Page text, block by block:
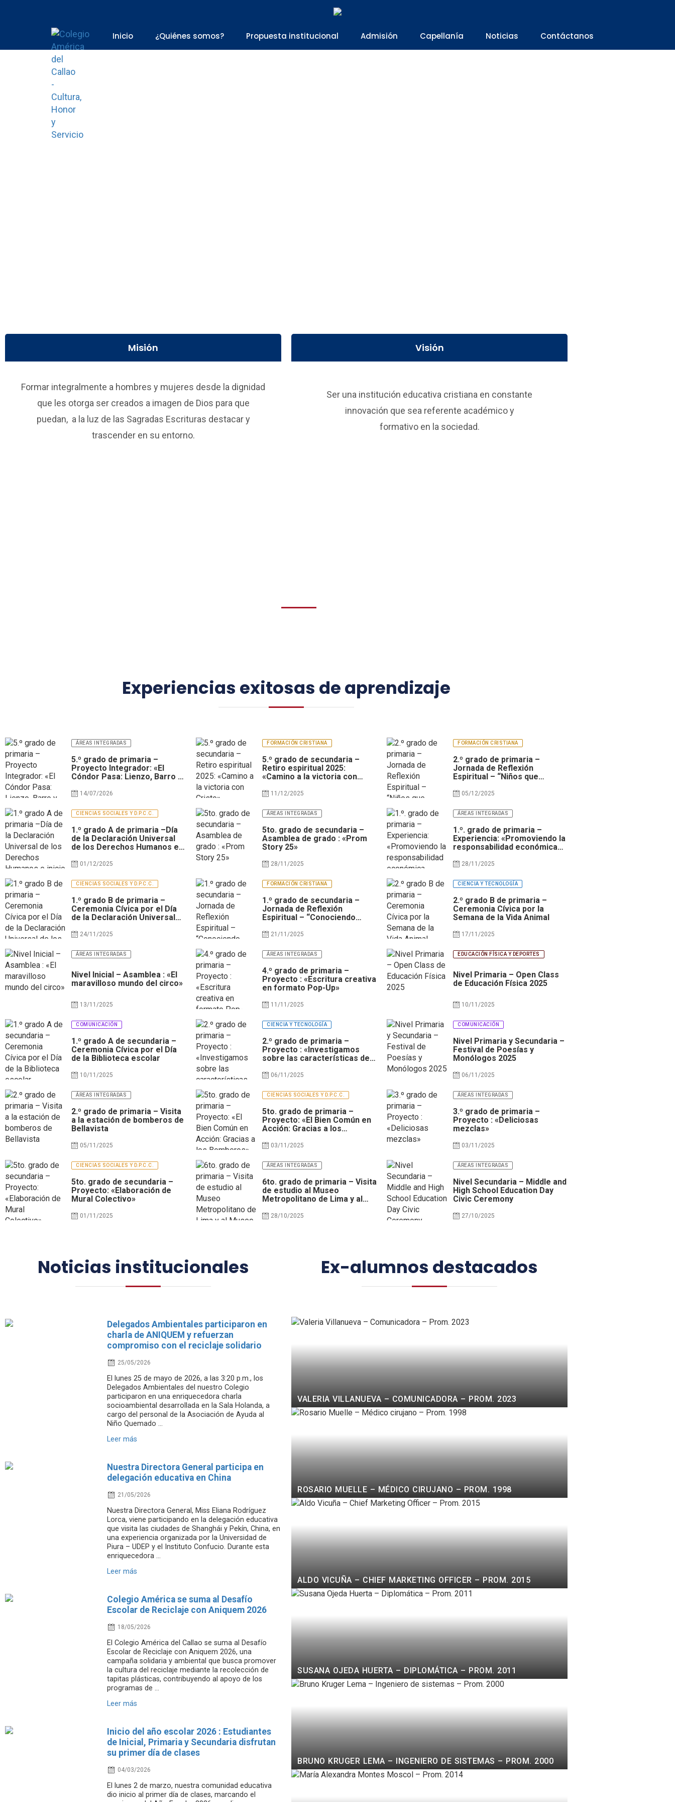
Inicio ¿Quiénes somos? Propuesta institucional Admisión Capellanía Noticias Contáctanos
Misión
Formar integralmente a hombres y mujeres desde la dignidad
que les otorga ser creados a imagen de Dios para que
puedan, a la luz de las Sagradas Escrituras destacar y
trascender en su entorno.
Visión
Ser una institución educativa cristiana en constante
innovación que sea referente académico y
formativo en la sociedad.
Experiencias exitosas de aprendizaje
ÁREAS INTEGRADAS
5.º grado de primaria –
Proyecto Integrador: «El
Cóndor Pasa: Lienzo, Barro y
14/07/2026
FORMACIÓN CRISTIANA
5.º grado de secundaria –
Retiro espiritual 2025:
«Camino a la victoria con
11/12/2025
FORMACIÓN CRISTIANA
2.º grado de primaria –
Jornada de Reflexión
Espiritual – “Niños que
05/12/2025
CIENCIAS SOCIALES Y D.P.C.C.
1.º grado A de primaria –Día
de la Declaración Universal
de los Derechos Humanos e
lucha contra la anemia
01/12/2025
ÁREAS INTEGRADAS
5to. grado de secundaria –
Asamblea de grado : «Prom
Story 25»
28/11/2025
ÁREAS INTEGRADAS
1.º. grado de primaria –
Experiencia: «Promoviendo la
responsabilidad económica
28/11/2025
CIENCIAS SOCIALES Y D.P.C.C.
1.º grado B de primaria –
Ceremonia Cívica por el Día
de la Declaración Universal
24/11/2025
FORMACIÓN CRISTIANA
1.º grado de secundaria –
Jornada de Reflexión
Espiritual – “Conociendo
identidad”
21/11/2025
CIENCIA Y TECNOLOGÍA
2.º grado B de primaria –
Ceremonia Cívica por la
Semana de la Vida Animal
17/11/2025
ÁREAS INTEGRADAS
Nivel Inicial – Asamblea : «El
maravilloso mundo del circo»
13/11/2025
ÁREAS INTEGRADAS
4.º grado de primaria –
Proyecto : «Escritura creativa
en formato Pop-Up»
11/11/2025
EDUCACIÓN FÍSICA Y DEPORTES
Nivel Primaria – Open Class
de Educación Física 2025
10/11/2025
COMUNICACIÓN
1.º grado A de secundaria –
Ceremonia Cívica por el Día
de la Biblioteca escolar
10/11/2025
CIENCIA Y TECNOLOGÍA
2.º grado de primaria –
Proyecto : «Investigamos
sobre las características de
06/11/2025
COMUNICACIÓN
Nivel Primaria y Secundaria –
Festival de Poesías y
Monólogos 2025
06/11/2025
ÁREAS INTEGRADAS
2.º grado de primaria – Visita
a la estación de bomberos de
Bellavista
05/11/2025
CIENCIAS SOCIALES Y D.P.C.C.
5to. grado de primaria –
Proyecto: «El Bien Común en
Acción: Gracias a los
03/11/2025
ÁREAS INTEGRADAS
3.º grado de primaria –
Proyecto : «Deliciosas
mezclas»
03/11/2025
CIENCIAS SOCIALES Y D.P.C.C.
5to. grado de secundaria –
Proyecto: «Elaboración de
Mural Colectivo»
01/11/2025
ÁREAS INTEGRADAS
6to. grado de primaria – Visita
de estudio al Museo
Metropolitano de Lima y al
28/10/2025
ÁREAS INTEGRADAS
Nivel Secundaria – Middle and
High School Education Day
Civic Ceremony
27/10/2025
Noticias institucionales
Delegados Ambientales participaron en
charla de ANIQUEM y refuerzan
compromiso con el reciclaje solidario
25/05/2026
El lunes 25 de mayo de 2026, a las 3:20 p.m., los
Delegados Ambientales del nuestro Colegio
participaron en una enriquecedora charla
socioambiental desarrollada en la Sala Holanda, a
cargo del personal de la Asociación de Ayuda al
Niño Quemado ...
Leer más
Nuestra Directora General participa en
delegación educativa en China
21/05/2026
Nuestra Directora General, Miss Eliana Rodríguez
Lorca, viene participando en la delegación educativa
que visita las ciudades de Shanghái y Pekín, China, en
una experiencia organizada por la Universidad de
Piura – UDEP y el Instituto Confucio. Durante esta
enriquecedora ...
Leer más
Colegio América se suma al Desafío
Escolar de Reciclaje con Aniquem 2026
18/05/2026
El Colegio América del Callao se suma al Desafío
Escolar de Reciclaje con Aniquem 2026, una
campaña solidaria y ambiental que busca promover
la cultura del reciclaje mediante la recolección de
tapitas plásticas, contribuyendo al apoyo de los
programas de ...
Leer más
Inicio del año escolar 2026 : Estudiantes
de Inicial, Primaria y Secundaria disfrutan
su primer día de clases
04/03/2026
El lunes 2 de marzo, nuestra comunidad educativa
dio inicio al primer día de clases, marcando el
Ex-alumnos destacados
VALERIA VILLANUEVA – COMUNICADORA – PROM. 2023
ROSARIO MUELLE – MÉDICO CIRUJANO – PROM. 1998
ALDO VICUÑA – CHIEF MARKETING OFFICER – PROM. 2015
SUSANA OJEDA HUERTA – DIPLOMÁTICA – PROM. 2011
BRUNO KRUGER LEMA – INGENIERO DE SISTEMAS – PROM. 2000